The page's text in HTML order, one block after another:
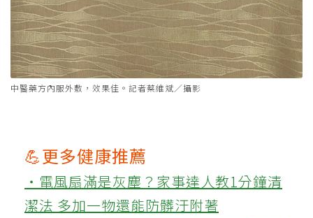
中醫藥方內服外敷，效果佳。記者蔡維斌／攝影
💪更多健康推薦
‧電風扇滿是灰塵？家事達人教1分鐘清
潔法 多加一物還能防髒汙附著